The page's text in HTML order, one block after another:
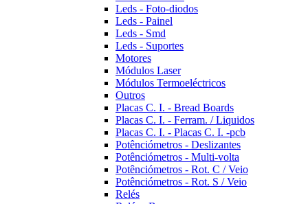
Leds - Foto-diodos
Leds - Painel
Leds - Smd
Leds - Suportes
Motores
Módulos Laser
Módulos Termoeléctricos
Outros
Placas C. I. - Bread Boards
Placas C. I. - Ferram. / Liquidos
Placas C. I. - Placas C. I. -pcb
Potênciómetros - Deslizantes
Potênciómetros - Multi-volta
Potênciómetros - Rot. C / Veio
Potênciómetros - Rot. S / Veio
Relés